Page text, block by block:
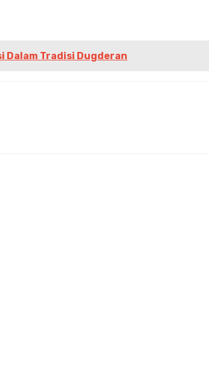
Dalam Tradisi Dugderan